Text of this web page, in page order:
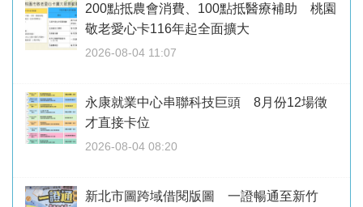
200點抵農會消費、100點抵醫療補助 桃園
敬老愛心卡116年起全面擴大
2026-08-04 11:07
永康就業中心串聯科技巨頭 8月份12場徵
才直接卡位
2026-08-04 08:20
新北市圖跨域借閱版圖 一證暢通至新竹